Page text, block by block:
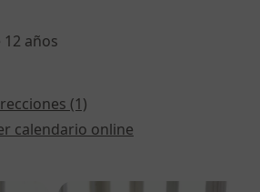
años
(1)
calendario online